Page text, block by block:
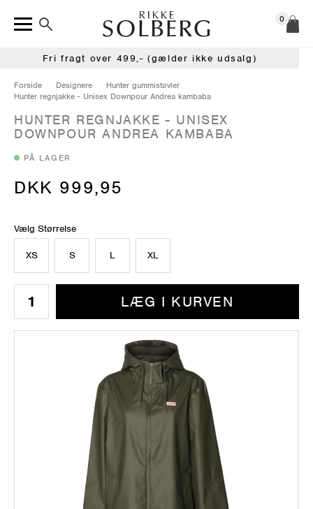
0
Fri fragt over 499,- (gælder ikke udsalg)
Forside Designere
Hunter gummistøvler
Hunter regnjakke - Unisex Downpour Andrea kambaba
HUNTER REGNJAKKE - UNISEX
DOWNPOUR ANDREA KAMBABA
PÅ LAGER
DKK 999,95
Vælg Størrelse
XS S L XL
LÆG I KURVEN